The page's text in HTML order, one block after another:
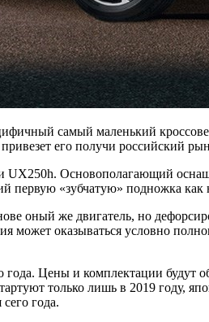
самый маленький
его получи российский
и UX250h. Основополагающий
первую «зубчатую» подножка как
оный же двигатель, но
может оказываться условно
года. Цены и комплектации
только лишь в 2019 году,
года.